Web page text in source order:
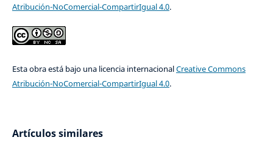
Atribución-NoComercial-CompartirIgual 4.0.
Esta obra está bajo una licencia internacionalCreative Commons
Atribución-NoComercial-CompartirIgual 4.0.
Artículos similares